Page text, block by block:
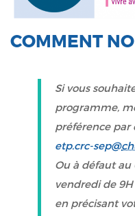
COMMENT
Si vous
programme,
préférence par
etp.crc-sep@
Ou à défaut au
vendredi de 9H
en précisant